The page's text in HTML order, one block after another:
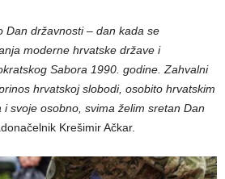
Dan državnosti – dan kada se
moderne hrvatske države i
Sabora 1990. godine. Zahvalni
hrvatskoj slobodi, osobito hrvatskim
svoje osobno, svima želim sretan Dan
Krešimir Ačkar.